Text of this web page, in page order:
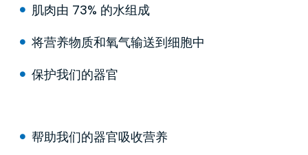
肌肉由 73% 的水组成
将营养物质和氧气输送到细胞中
保护我们的器官
帮助我们的器官吸收营养